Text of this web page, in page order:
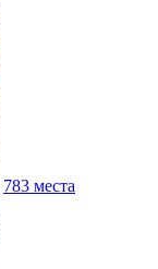
783 места